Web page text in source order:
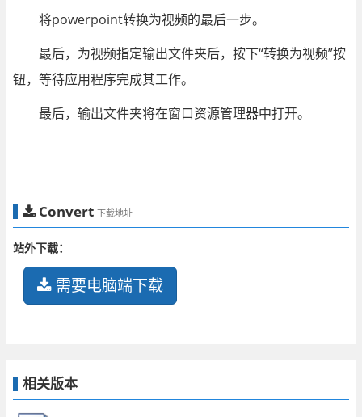
将powerpoint转换为视频的最后一步。
最后，为视频指定输出文件夹后，按下“转换为视频”按
钮，等待应用程序完成其工作。
最后，输出文件夹将在窗口资源管理器中打开。
Convert 下载地址
站外下载：
需要电脑端下载
相关版本